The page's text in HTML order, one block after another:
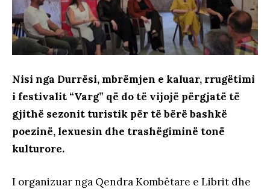
Nisi nga Durrësi, mbrëmjen e kaluar, rrugëtimi
i festivalit “Varg” që do të vijojë përgjatë të
gjithë sezonit turistik për të bërë bashkë
poezinë, lexuesin dhe trashëgiminë tonë
kulturore.
I organizuar nga Qendra Kombëtare e Librit dhe